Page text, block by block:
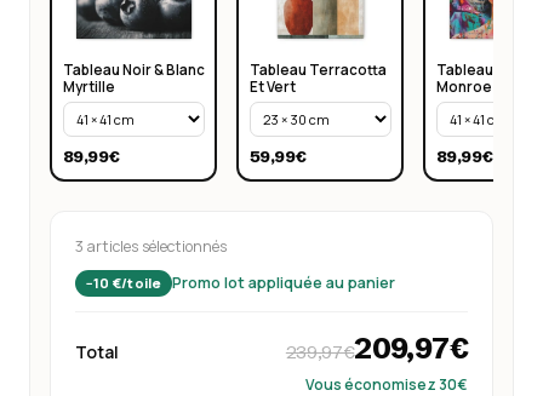
Tableau Noir & Blanc
Myrtille
89,99€
Tableau Terracotta
Et Vert
59,99€
Tableau
Monroe Pop
89,99€
3 articles sélectionnés
−10 €/toile Promo lot appliquée au panier
Total 239,97€209,97€
Vous économisez 30€